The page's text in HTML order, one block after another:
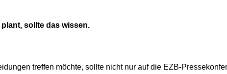
sollte das wissen.
treffen möchte, sollte nicht nur auf die EZB-